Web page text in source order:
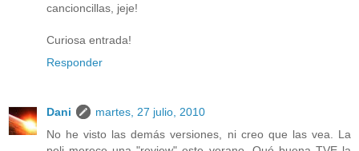
cancioncillas, jeje!
Curiosa entrada!
Responder
Dani
martes, 27 julio, 2010
No he visto las demás versiones, ni creo que las vea. La